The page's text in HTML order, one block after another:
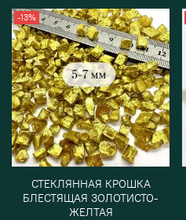
-13%
СТЕКЛЯННАЯ КРОШКА
БЛЕСТЯЩАЯ ЗОЛОТИСТО-
ЖЕЛТАЯ